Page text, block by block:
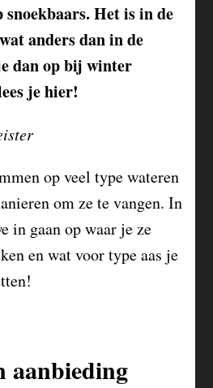
snoekbaars. Het is in de
anders dan in de
dan op bij winter
je hier!
op veel type wateren
om ze te vangen. In
in gaan op waar je ze
en wat voor type aas je
aanbieding